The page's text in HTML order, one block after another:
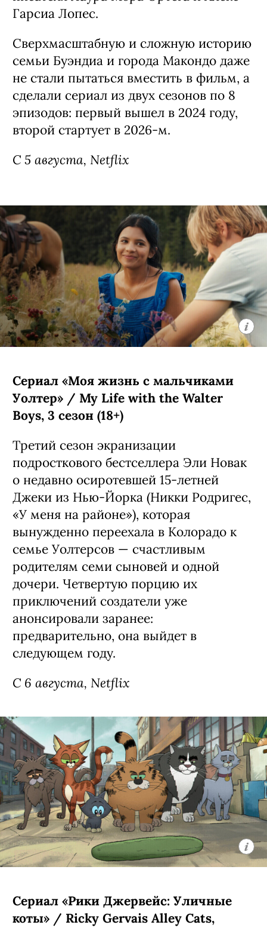
Гарсиа Лопес.
Сверхмасштабную и сложную историю
семьи Буэндиа и города Макондо даже
не стали пытаться вместить в фильм, а
сделали сериал из двух сезонов по 8
эпизодов: первый вышел в 2024 году,
второй стартует в 2026-м.
С 5 августа, Netflix
Сериал «Моя жизнь с мальчиками
Уолтер» / My Life with the Walter
Boys, 3 сезон (18+)
подросткового бестселлера Эли Новак
Джеки из Нью-Йорка (Никки Родригес,
«У меня на районе»), которая
вынужденно переехала в Колорадо к
семье Уолтерсов — счастливым
родителям семи сыновей и одной
дочери. Четвертую порцию их
приключений создатели уже
анонсировали заранее:
предварительно, она выйдет в
С 6 августа, Netflix